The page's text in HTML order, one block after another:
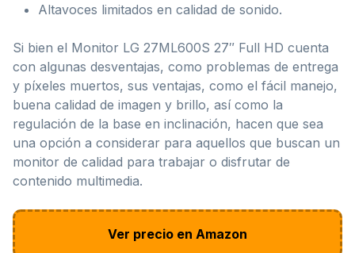
Altavoces limitados en calidad de sonido.
Si bien el Monitor LG 27ML600S 27″ Full HD cuenta
con algunas desventajas, como problemas de entrega
y píxeles muertos, sus ventajas, como el fácil manejo,
buena calidad de imagen y brillo, así como la
regulación de la base en inclinación, hacen que sea
una opción a considerar para aquellos que buscan un
monitor de calidad para trabajar o disfrutar de
contenido multimedia.
Ver precio en Amazon